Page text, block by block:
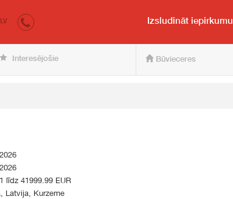
pircējam un pārdevējam
LV Izsludināt iepirkumu
Interesējošie Būvieceres
līdz 41999.99 EUR
Latvija, Kurzeme